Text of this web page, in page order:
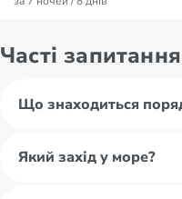
Часті запитання
Що знаходиться
Який захід у море?